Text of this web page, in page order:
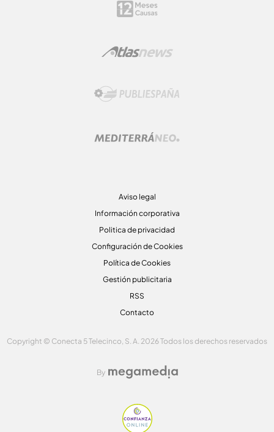
Aviso legal
Información corporativa
Politica de privacidad
Configuración de Cookies
Política de Cookies
Gestión publicitaria
RSS
Contacto
Copyright © Conecta 5 Telecinco, S. A. 2026 Todos los derechos reservados
By